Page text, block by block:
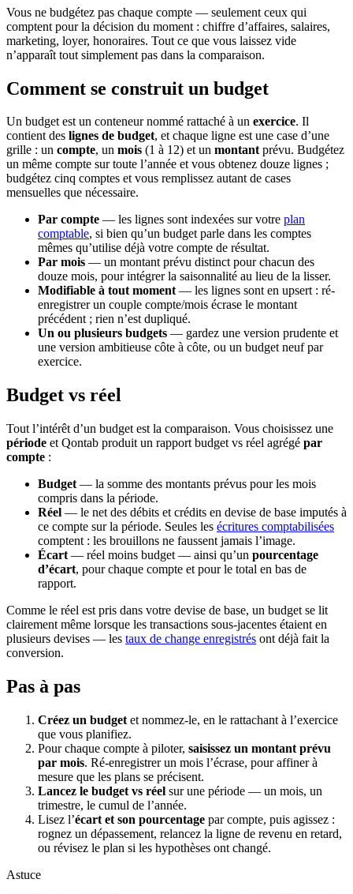
Vous ne budgétez pas chaque compte — seulement ceux qui
comptent pour la décision du moment : chiffre d’affaires, salaires,
marketing, loyer, honoraires. Tout ce que vous laissez vide
n’apparaît tout simplement pas dans la comparaison.
Comment se construit un budget
Un budget est un conteneur nommé rattaché à un exercice. Il
contient des lignes de budget, et chaque ligne est une case d’une
grille : un compte, un mois (1 à 12) et un montant prévu. Budgétez
un même compte sur toute l’année et vous obtenez douze lignes ;
budgétez cinq comptes et vous remplissez autant de cases
mensuelles que nécessaire.
Par compte — les lignes sont indexées sur votre plan
comptable, si bien qu’un budget parle dans les comptes
mêmes qu’utilise déjà votre compte de résultat.
Par mois — un montant prévu distinct pour chacun des
douze mois, pour intégrer la saisonnalité au lieu de la lisser.
Modifiable à tout moment— les lignes sont en upsert : ré-
enregistrer un couple compte/mois écrase le montant
précédent ; rien n’est dupliqué.
Un ou plusieurs budgets — gardez une version prudente et
une version ambitieuse côte à côte, ou un budget neuf par
exercice.
Budget vs réel
Tout l’intérêt d’un budget est la comparaison. Vous choisissez une
période et Qontab produit un rapport budget vs réel agrégé par
compte :
Budget — la somme des montants prévus pour les mois
compris dans la période.
Réel — le net des débits et crédits en devise de base imputés à
ce compte sur la période. Seules les écritures comptabilisées
comptent : les brouillons ne faussent jamais l’image.
Écart — réel moins budget — ainsi qu’un pourcentage
d’écart, pour chaque compte et pour le total en bas de
rapport.
Comme le réel est pris dans votre devise de base, un budget se lit
clairement même lorsque les transactions sous-jacentes étaient en
plusieurs devises — les taux de change enregistrés ont déjà fait la
conversion.
Pas à pas
Créez un budget et nommez-le, en le rattachant à l’exercice
que vous planifiez.
Pour chaque compte à piloter, saisissez un montant prévu
par mois. Ré-enregistrer un mois l’écrase, pour affiner à
mesure que les plans se précisent.
Lancez le budget vs réel sur une période — un mois, un
trimestre, le cumul de l’année.
Lisez l’écart et son pourcentage par compte, puis agissez :
rognez un dépassement, relancez la ligne de revenu en retard,
ou révisez le plan si les hypothèses ont changé.
Astuce